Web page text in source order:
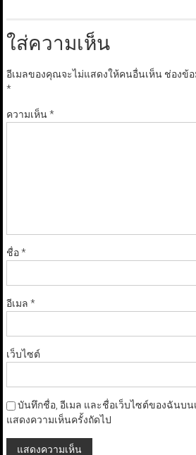
ใส่ความเห็น
อีเมลของคุณจะไม่แสดงให้คนอื่นเห็น ช่องข้อ
*
ความเห็น*
ชื่อ*
อีเมล *
เว็บไซต์
บันทึกชื่อ, อีเมล และชื่อเว็บไซต์ของฉันบน
แสดงความเห็นครั้งถัดไป